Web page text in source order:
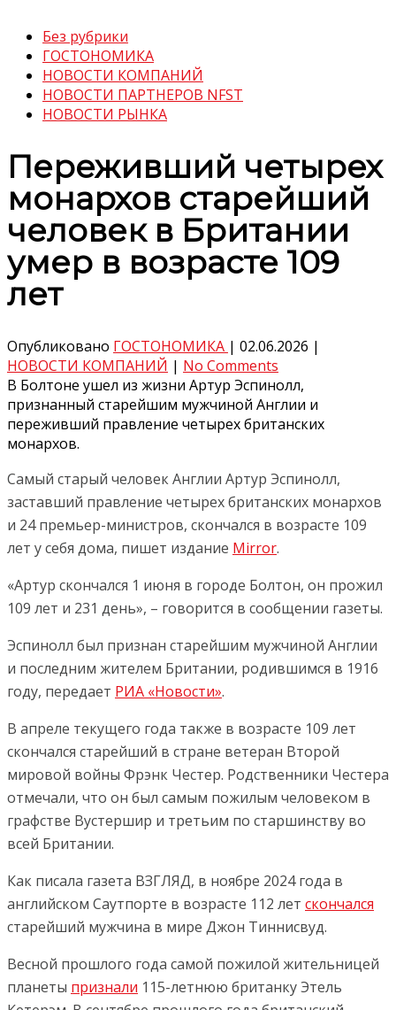
Без рубрики
ГОСТОНОМИКА
НОВОСТИ КОМПАНИЙ
НОВОСТИ ПАРТНЕРОВ NFST
НОВОСТИ РЫНКА
Переживший четырех
монархов старейший
человек в Британии
умер в возрасте 109
лет
Опубликовано ГОСТОНОМИКА | 02.06.2026 |
НОВОСТИ КОМПАНИЙ | No Comments
В Болтоне ушел из жизни Артур Эспинолл,
признанный старейшим мужчиной Англии и
переживший правление четырех британских
монархов.
Самый старый человек Англии Артур Эспинолл,
заставший правление четырех британских монархов
и 24 премьер-министров, скончался в возрасте 109
лет у себя дома, пишет издание Mirror.
«Артур скончался 1 июня в городе Болтон, он прожил
109 лет и 231 день», – говорится в сообщении газеты.
Эспинолл был признан старейшим мужчиной Англии
и последним жителем Британии, родившимся в 1916
году, передает РИА «Новости».
В апреле текущего года также в возрасте 109 лет
скончался старейший в стране ветеран Второй
мировой войны Фрэнк Честер. Родственники Честера
отмечали, что он был самым пожилым человеком в
графстве Вустершир и третьим по старшинству во
всей Британии.
Как писала газета ВЗГЛЯД, в ноябре 2024 года в
английском Саутпорте в возрасте 112 лет скончался
старейший мужчина в мире Джон Тиннисвуд.
Весной прошлого года самой пожилой жительницей
планеты признали 115-летнюю британку Этель